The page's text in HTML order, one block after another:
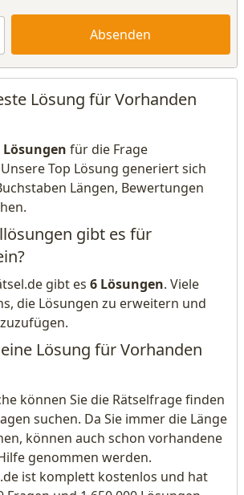
Absenden
Lösung für Vorhanden
Lösungen für die Frage
Top Lösung generiert sich
Längen, Bewertungen
gibt es für
gibt es 6 Lösungen. Viele
die Lösungen zu erweitern und
Lösung für Vorhanden
können Sie die Rätselfrage finden
suchen. Da Sie immer die Länge
können auch schon vorhandene
genommen werden.
ist komplett kostenlos und hat